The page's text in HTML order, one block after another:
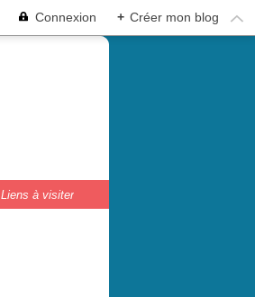
Connexion + Créer mon blog
Liens à visiter